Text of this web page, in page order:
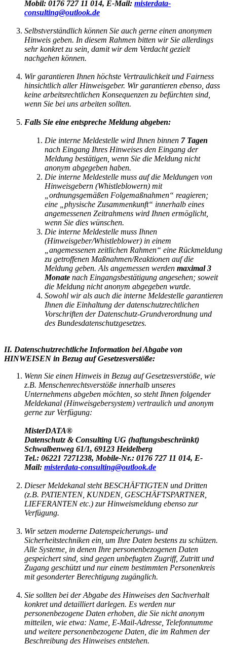
Mobil: 0176 727 11 014, E-Mail: misterdata-
consulting@outlook.de
Selbstverständlich können Sie auch gerne einen anonymen
Hinweis geben. In diesem Rahmen bitten wir Sie allerdings
sehr konkret zu sein, damit wir dem Verdacht gezielt
nachgehen können.
Wir garantieren Ihnen höchste Vertraulichkeit und Fairness
hinsichtlich aller Hinweisgeber. Wir garantieren ebenso, dass
keine arbeitsrechtlichen Konsequenzen zu befürchten sind,
wenn Sie bei uns arbeiten sollten.
Falls Sie eine entspreche Meldung abgeben:
Die interne Meldestelle wird Ihnen binnen 7 Tagen
nach Eingang Ihres Hinweises den Eingang der
Meldung bestätigen, wenn Sie die Meldung nicht
anonym abgegeben haben.
Die interne Meldestelle muss auf die Meldungen von
Hinweisgebern (Whistleblowern) mit
„ordnungsgemäßen Folgemaßnahmen“ reagieren;
eine „physische Zusammenkunft“ innerhalb eines
angemessenen Zeitrahmens wird Ihnen ermöglicht,
wenn Sie dies wünschen.
Die interne Meldestelle muss Ihnen
(Hinweisgeber/Whistleblower) in einem
„angemessenen zeitlichen Rahmen“ eine Rückmeldung
zu getroffenen Maßnahmen/Reaktionen auf die
Meldung geben. Als angemessen werden maximal 3
Monate nach Eingangsbestätigung angesehen; soweit
die Meldung nicht anonym abgegeben wurde.
Sowohl wir als auch die interne Meldestelle garantieren
Ihnen die Einhaltung der datenschutzrechtlichen
Vorschriften der Datenschutz-Grundverordnung und
des Bundesdatenschutzgesetzes.
II. Datenschutzrechtliche Information bei Abgabe von
HINWEISEN in Bezug auf Gesetzesverstöße:
Wenn Sie einen Hinweis in Bezug auf Gesetzesverstöße, wie
z.B. Menschenrechtsverstöße innerhalb unseres
Unternehmens abgeben möchten, so steht Ihnen folgender
Meldekanal (Hinweisgebersystem) vertraulich und anonym
gerne zur Verfügung:
MisterDATA®
Datenschutz & Consulting UG (haftungsbeschränkt)
Schwalbenweg 61/1, 69123 Heidelberg
Tel.: 06221 7271238, Mobile-Nr.: 0176 727 11 014, E-
Mail: misterdata-consulting@outlook.de
Dieser Meldekanal steht BESCHÄFTIGTEN und Dritten
(z.B. PATIENTEN, KUNDEN, GESCHÄFTSPARTNER,
LIEFERANTEN etc.) zur Hinweismeldung ebenso zur
Verfügung.
Wir setzen moderne Datenspeicherungs- und
Sicherheitstechniken ein, um Ihre Daten bestens zu schützen.
Alle Systeme, in denen Ihre personenbezogenen Daten
gespeichert sind, sind gegen unbefugten Zugriff, Zutritt und
Zugang geschützt und nur einem bestimmten Personenkreis
mit gesonderter Berechtigung zugänglich.
Sie sollten bei der Abgabe des Hinweises den Sachverhalt
konkret und detailliert darlegen. Es werden nur
personenbezogene Daten erhoben, die Sie nicht anonym
mitteilen, wie etwa: Name, E-Mail-Adresse, Telefonnumme
und weitere personenbezogene Daten, die im Rahmen der
Beschreibung des Hinweises entstehen.